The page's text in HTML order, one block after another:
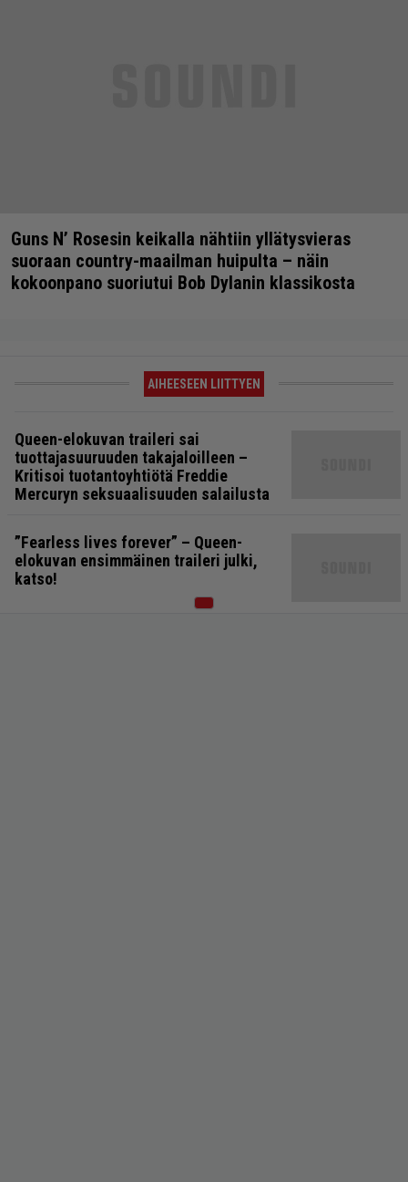
Guns N’ Rosesin keikalla nähtiin yllätysvieras
suoraan country-maailman huipulta – näin
kokoonpano suoriutui Bob Dylanin klassikosta
AIHEESEEN LIITTYEN
Queen-elokuvan traileri sai
tuottajasuuruuden takajaloilleen –
Kritisoi tuotantoyhtiötä Freddie
Mercuryn seksuaalisuuden salailusta
”Fearless lives forever” – Queen-
elokuvan ensimmäinen traileri julki,
katso!